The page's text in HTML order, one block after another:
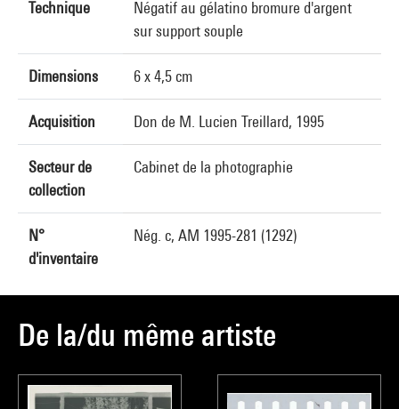
Technique
Négatif au gélatino bromure d'argent
sur support souple
Dimensions 6 x 4,5 cm
Acquisition Don de M. Lucien Treillard, 1995
Secteur de
collection
Cabinet de la photographie
N°
d'inventaire
Nég. c, AM 1995-281 (1292)
De la/du même artiste